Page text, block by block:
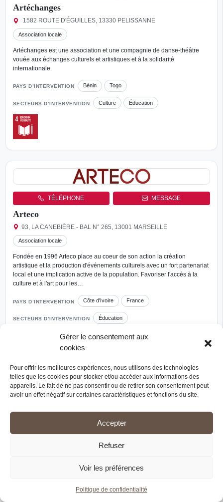
Gérer le consentement aux
cookies
Pour offrir les meilleures expériences, nous utilisons des technologies
telles que les cookies pour stocker et/ou accéder aux informations des
appareils. Le fait de ne pas consentir ou de retirer son consentement peut
avoir un effet négatif sur certaines caractéristiques et fonctions du site.
Accepter
Refuser
Voir les préférences
Politique de confidentialité
Artéchanges
1582 ROUTE D'ÉGUILLES, 13330 PELISSANNE
Association locale
Artéchanges est une association et une compagnie de danse-théâtre
vouée aux échanges culturels et artistiques et à la solidarité
internationale.
PAYS D’INTERVENTION Bénin Togo
SECTEURS D’INTERVENTION Culture Éducation
TÉLÉPHONE MESSAGE
Arteco
93, LA CANEBIÈRE - BAL N° 265, 13001 MARSEILLE
Association locale
Fondée en 1996 Arteco place au coeur de son action la création
artistique et la production d'événements culturels avec un fort partenariat
local et une implication active de la population. Favoriser l'accès à la
culture et à l'art pour les…
PAYS D’INTERVENTION Côte d'Ivoire France
SECTEURS D’INTERVENTION Éducation